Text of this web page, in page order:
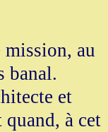
mission, au
banal.
et
à cet